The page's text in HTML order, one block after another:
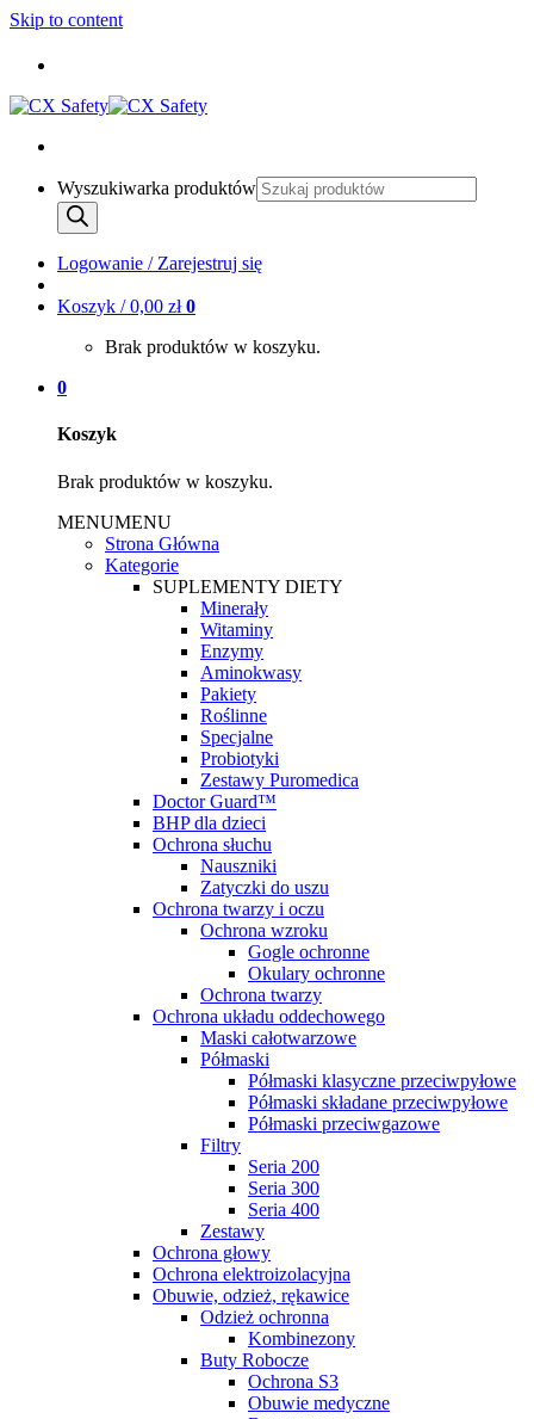
Skip to content
Wyszukiwarka produktów
Logowanie / Zarejestruj się
Koszyk /0,00 zł 0
Brak produktów w koszyku.
0
Koszyk
Brak produktów w koszyku.
MENUMENU
Strona Główna
Kategorie
SUPLEMENTY DIETY
Minerały
Witaminy
Enzymy
Aminokwasy
Pakiety
Roślinne
Specjalne
Probiotyki
Zestawy Puromedica
Doctor Guard™
BHP dla dzieci
Ochrona słuchu
Nauszniki
Zatyczki do uszu
Ochrona twarzy i oczu
Ochrona wzroku
Gogle ochronne
Okulary ochronne
Ochrona twarzy
Ochrona układu oddechowego
Maski całotwarzowe
Półmaski
Półmaski klasyczne przeciwpyłowe
Półmaski składane przeciwpyłowe
Półmaski przeciwgazowe
Filtry
Seria 200
Seria 300
Seria 400
Zestawy
Ochrona głowy
Ochrona elektroizolacyjna
Obuwie, odzież, rękawice
Odzież ochronna
Kombinezony
Buty Robocze
Ochrona S3
Obuwie medyczne